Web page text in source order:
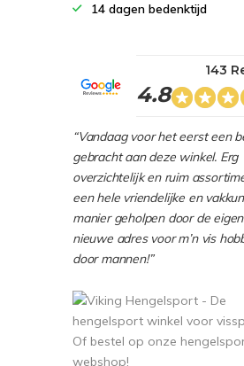
14 dagen bedenktijd
4.8
143
“Vandaag voor het eerst een
gebracht aan deze winkel. Erg
overzichtelijk en ruim
een hele vriendelijke en
manier geholpen door de
nieuwe adres voor m’n vis
door mannen!”